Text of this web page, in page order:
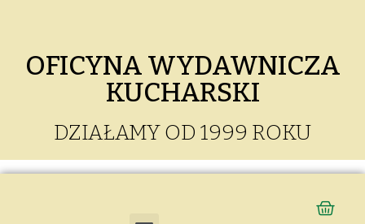
OFICYNA WYDAWNICZA
KUCHARSKI
DZIAŁAMY OD 1999 ROKU